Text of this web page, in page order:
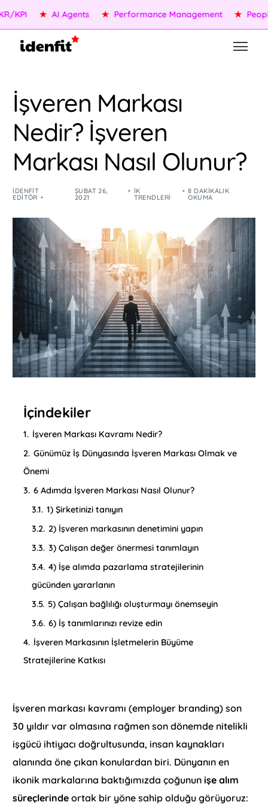
★ AI Agents ★ Performance Management ★ People
İşveren Markası
Nedir? İşveren
Markası Nasıl Olunur?
IDENFIT
EDITÖR
ŞUBAT 26,
2021
İK
TRENDLERI
8 DAKIKALIK
OKUMA
İçindekiler
1. İşveren Markası Kavramı Nedir?
2. Günümüz İş Dünyasında İşveren Markası Olmak ve
Önemi
3. 6 Adımda İşveren Markası Nasıl Olunur?
3.1. 1) Şirketinizi tanıyın
3.2. 2) İşveren markasının denetimini yapın
3.3. 3) Çalışan değer önermesi tanımlayın
3.4. 4) İşe alımda pazarlama stratejilerinin
gücünden yararlanın
3.5. 5) Çalışan bağlılığı oluşturmayı önemseyin
3.6. 6) İş tanımlarınızı revize edin
4. İşveren Markasının İşletmelerin Büyüme
Stratejilerine Katkısı
İşveren markası kavramı (employer branding) son
30 yıldır var olmasına rağmen son dönemde nitelikli
işgücü ihtiyacı doğrultusunda, insan kaynakları
alanında öne çıkan konulardan biri. Dünyanın en
ikonik markalarına baktığımızda çoğunun işe alım
süreçlerindeortak bir yöne sahip olduğu görüyoruz: